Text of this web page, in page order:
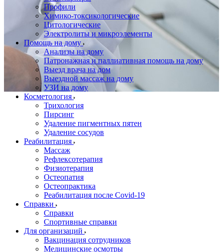
Профили
Химико-токсикологические
Цитологические
Электролиты и микроэлементы
Помощь на дому
Анализы на дому
Патронажная и паллиативная помощь на дому
Выезд врача на дом
Выездной массаж на дому
УЗИ на дому
Косметология
Трихология
Пирсинг
Удаление пигментных пятен
Удаление сосудов
Реабилитация
Массаж
Рефлексотерапия
Физиотерапия
Остеопатия
Остеопрактика
Реабилитация после Covid-19
Справки
Справки
Спортивные справки
Для организаций
Вакцинация сотрудников
Медицинские осмотры